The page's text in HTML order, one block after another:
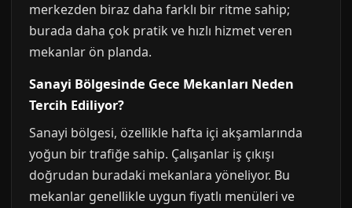
merkezden biraz daha farklı bir ritme sahip;
burada daha çok pratik ve hızlı hizmet veren
mekanlar ön planda.
Sanayi Bölgesinde Gece Mekanları Neden
Tercih Ediliyor?
Sanayi bölgesi, özellikle hafta içi akşamlarında
yoğun bir trafiğe sahip. Çalışanlar iş çıkışı
doğrudan buradaki mekanlara yöneliyor. Bu
mekanlar genellikle uygun fiyatlı menüleri ve